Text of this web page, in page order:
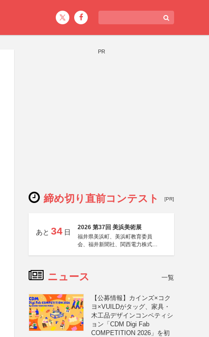
PR
締め切り直前コンテスト [PR]
あと 34 日
2026 第37回 美浜美術展
福井県美浜町、美浜町教育委員
会、福井新聞社、関西電力株式会
ニュース 一覧
【公募情報】カインズ×コク
ヨ×VUILDがタッグ、家具・
木工品デザインコンペティシ
ョン「CDM Digi Fab
COMPETITION 2026」を初